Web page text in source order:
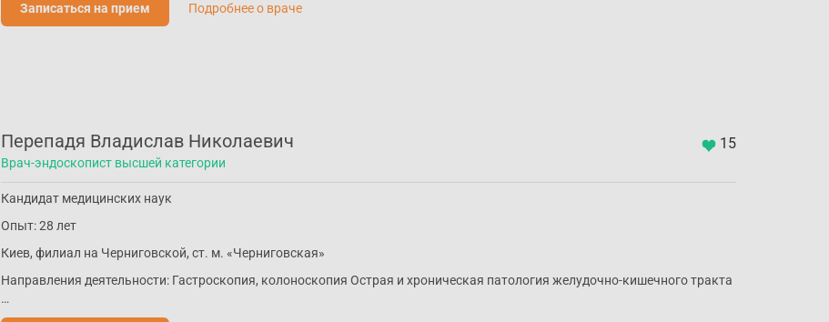
Записаться на прием Подробнее о враче
15
Перепадя Владислав Николаевич
Врач-эндоскопист высшей категории
Кандидат медицинских наук
Опыт: 28 лет
Киев, филиал на Черниговской, ст. м. «Черниговская»
Направления деятельности: Гастроскопия, колоноскопия Острая и хроническая патология желудочно-кишечного тракта
…